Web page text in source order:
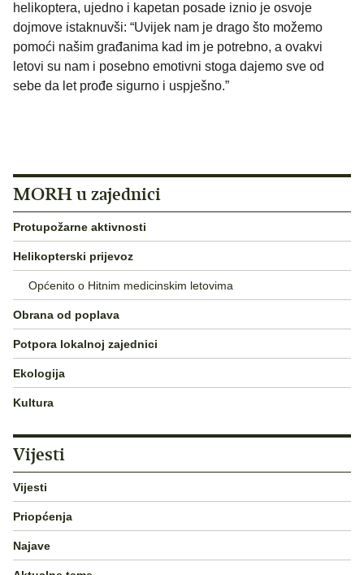
helikoptera, ujedno i kapetan posade iznio je osvoje
dojmove istaknuvši: “Uvijek nam je drago što možemo
pomoći našim građanima kad im je potrebno, a ovakvi
letovi su nam i posebno emotivni stoga dajemo sve od
sebe da let prođe sigurno i uspješno.”
MORH u zajednici
Protupožarne aktivnosti
Helikopterski prijevoz
Općenito o Hitnim medicinskim letovima
Obrana od poplava
Potpora lokalnoj zajednici
Ekologija
Kultura
Vijesti
Vijesti
Priopćenja
Najave